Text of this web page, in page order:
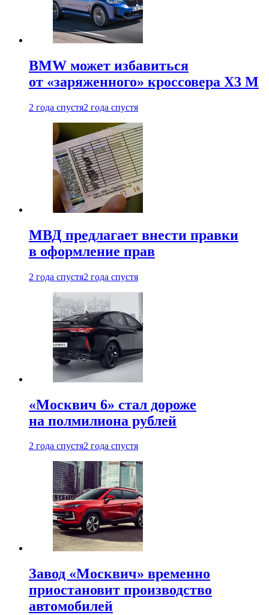
BMW может избавиться
от «заряженного» кроссовера X3 M
2 года спустя2 года спустя
МВД предлагает внести правки
в оформление прав
2 года спустя2 года спустя
«Москвич 6» стал дороже
на полмилиона рублей
2 года спустя2 года спустя
Завод «Москвич» временно
приостановит производство
автомобилей